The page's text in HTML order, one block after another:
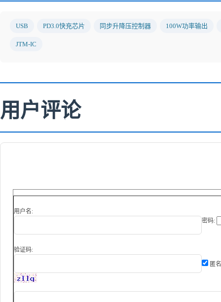
USB PD3.0快充芯片 同步升降压控制器 100W功率输出
JTM-IC
用户评论
用户名:
密码:
验证码:
匿